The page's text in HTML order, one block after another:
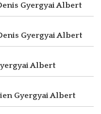
Gyergyai Albert
Gyergyai Albert
Albert
Gyergyai Albert